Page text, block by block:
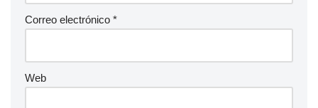
Correo electrónico *
Web